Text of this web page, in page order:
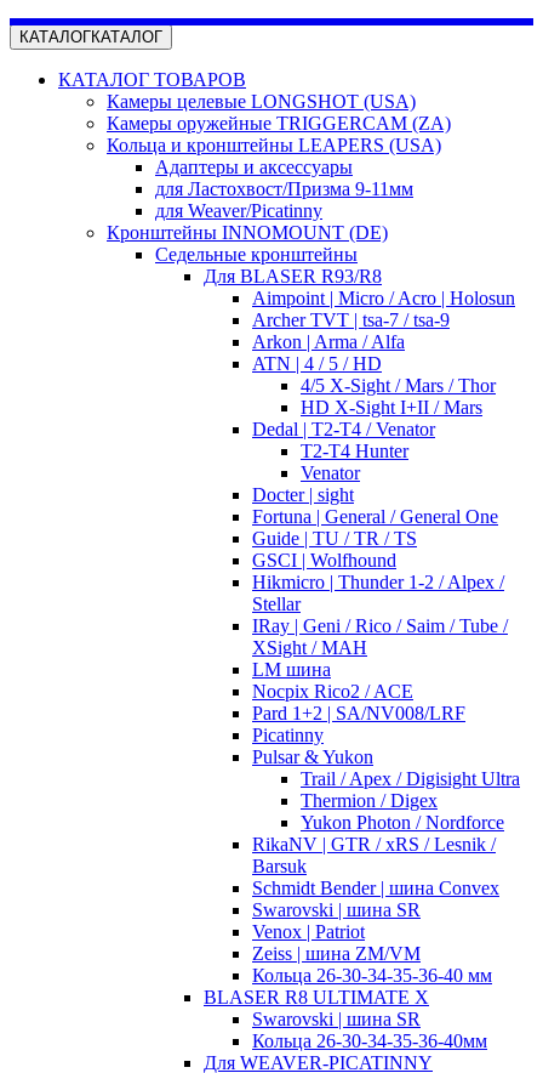
КАТАЛОГКАТАЛОГ
КАТАЛОГ ТОВАРОВ
Камеры целевые LONGSHOT (USA)
Камеры оружейные TRIGGERCAM (ZA)
Кольца и кронштейны LEAPERS (USA)
Адаптеры и аксессуары
для Ластохвост/Призма 9-11мм
для Weaver/Picatinny
Кронштейны INNOMOUNT (DE)
Седельные кронштейны
Для BLASER R93/R8
Aimpoint | Micro / Acro | Holosun
Archer TVT | tsa-7 / tsa-9
Arkon | Arma / Alfa
ATN | 4 / 5 / HD
4/5 X-Sight / Mars / Thor
HD X-Sight I+II / Mars
Dedal | T2-T4 / Venator
T2-T4 Hunter
Venator
Docter | sight
Fortuna | General / General One
Guide | TU / TR / TS
GSCI | Wolfhound
Hikmicro | Thunder 1-2 / Alpex /
Stellar
IRay | Geni / Rico / Saim / Tube /
XSight / MAH
LM шина
Nocpix Rico2 / ACE
Pard 1+2 | SA/NV008/LRF
Picatinny
Pulsar & Yukon
Trail / Apex / Digisight Ultra
Thermion / Digex
Yukon Photon / Nordforce
RikaNV | GTR / xRS / Lesnik /
Barsuk
Schmidt Bender | шина Convex
Swarovski | шина SR
Venox | Patriot
Zeiss | шина ZM/VM
Кольца 26-30-34-35-36-40 мм
BLASER R8 ULTIMATE X
Swarovski | шина SR
Кольца 26-30-34-35-36-40мм
Для WEAVER-PICATINNY